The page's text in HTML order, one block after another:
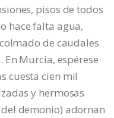
pisos de todos
hace falta agua,
de caudales
Murcia, espérese
cuesta cien mil
y hermosas
demonio) adornan